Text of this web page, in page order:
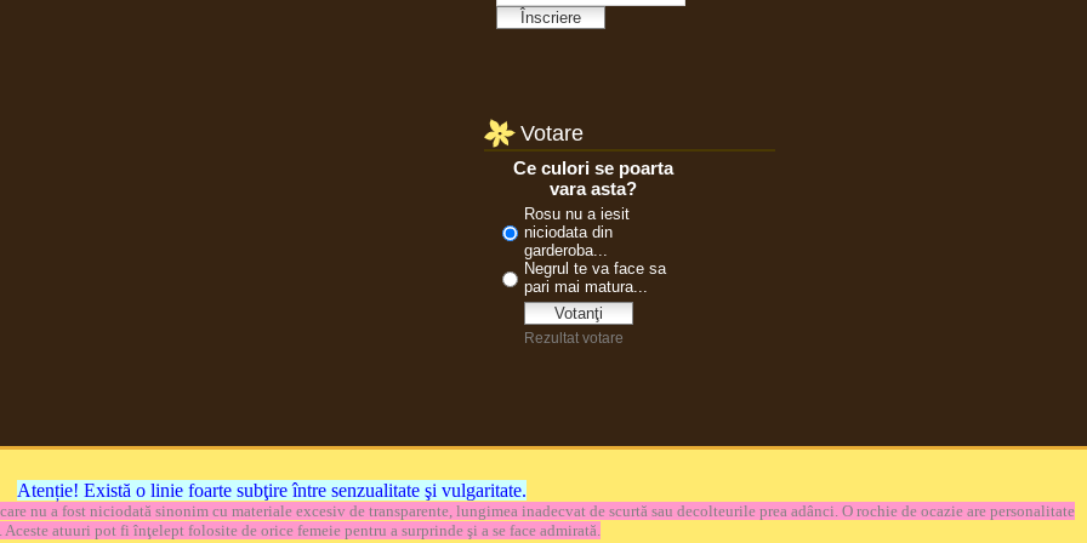
Votare
Atenție! Există o linie foarte subţire între senzualitate şi vulgaritate.
nu a fost niciodată sinonim cu materiale excesiv de transparente, lungimea inadecvat de scurtă sau decolteurile prea adânci. O rochie de ocazie are personalitate
Aceste atuuri pot fi înţelept folosite de orice femeie pentru a surprinde şi a se face admirată.